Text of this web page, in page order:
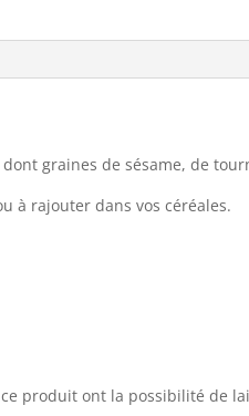
graines de sésame, de
à rajouter dans vos céréales.
produit ont la possibilité de